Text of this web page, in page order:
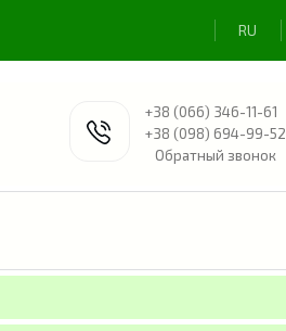
+38 (066) 346-11-61
+38 (098) 694-99-52
Обратный звонок